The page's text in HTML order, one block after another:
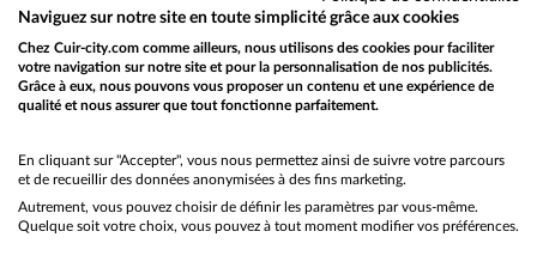
en cliquant ici
Découvrez ces produits similaires sélectionnés pour vous
Would you like to be redirected to our English site?
No
Yes
Naviguez sur notre site en toute simplicité grâce aux cookies
Chez Cuir-city.com comme ailleurs, nous utilisons des cookies pour faciliter
votre navigation sur notre site et pour la personnalisation de nos publicités.
Grâce à eux, nous pouvons vous proposer un contenu et une expérience de
qualité et nous assurer que tout fonctionne parfaitement.
En cliquant sur "Accepter", vous nous permettez ainsi de suivre votre parcours
et de recueillir des données anonymisées à des fins marketing.
Autrement, vous pouvez choisir de définir les paramètres par vous-même.
Quelque soit votre choix, vous pouvez à tout moment modifier vos préférences.